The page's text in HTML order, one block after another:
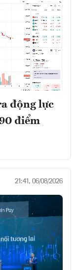
động lực
điểm
21:41, 06/08/2026